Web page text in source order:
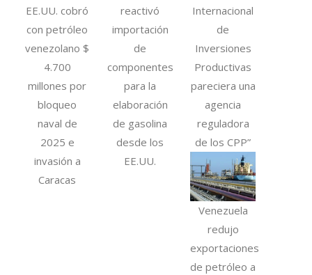
EE.UU. cobró
con petróleo
venezolano $
4.700
millones por
bloqueo
naval de
2025 e
invasión a
Caracas
reactivó
importación
de
componentes
para la
elaboración
de gasolina
desde los
EE.UU.
Internacional
de
Inversiones
Productivas
pareciera una
agencia
reguladora
de los CPP”
Venezuela
redujo
exportaciones
de petróleo a